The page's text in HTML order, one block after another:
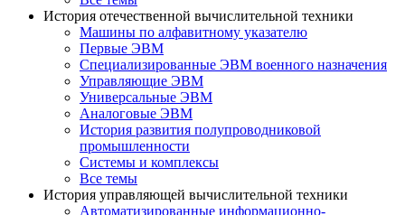
История отечественной вычислительной техники
Машины по алфавитному указателю
Первые ЭВМ
Специализированные ЭВМ военного назначения
Управляющие ЭВМ
Универсальные ЭВМ
Аналоговые ЭВМ
История развития полупроводниковой
промышленности
Системы и комплексы
Все темы
История управляющей вычислительной техники
Автоматизированные информационно-